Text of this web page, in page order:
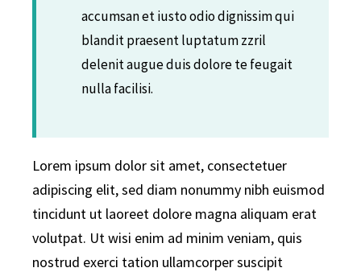
accumsan et iusto odio dignissim qui
blandit praesent luptatum zzril
delenit augue duis dolore te feugait
nulla facilisi.
Lorem ipsum dolor sit amet, consectetuer
adipiscing elit, sed diam nonummy nibh euismod
tincidunt ut laoreet dolore magna aliquam erat
volutpat. Ut wisi enim ad minim veniam, quis
nostrud exerci tation ullamcorper suscipit